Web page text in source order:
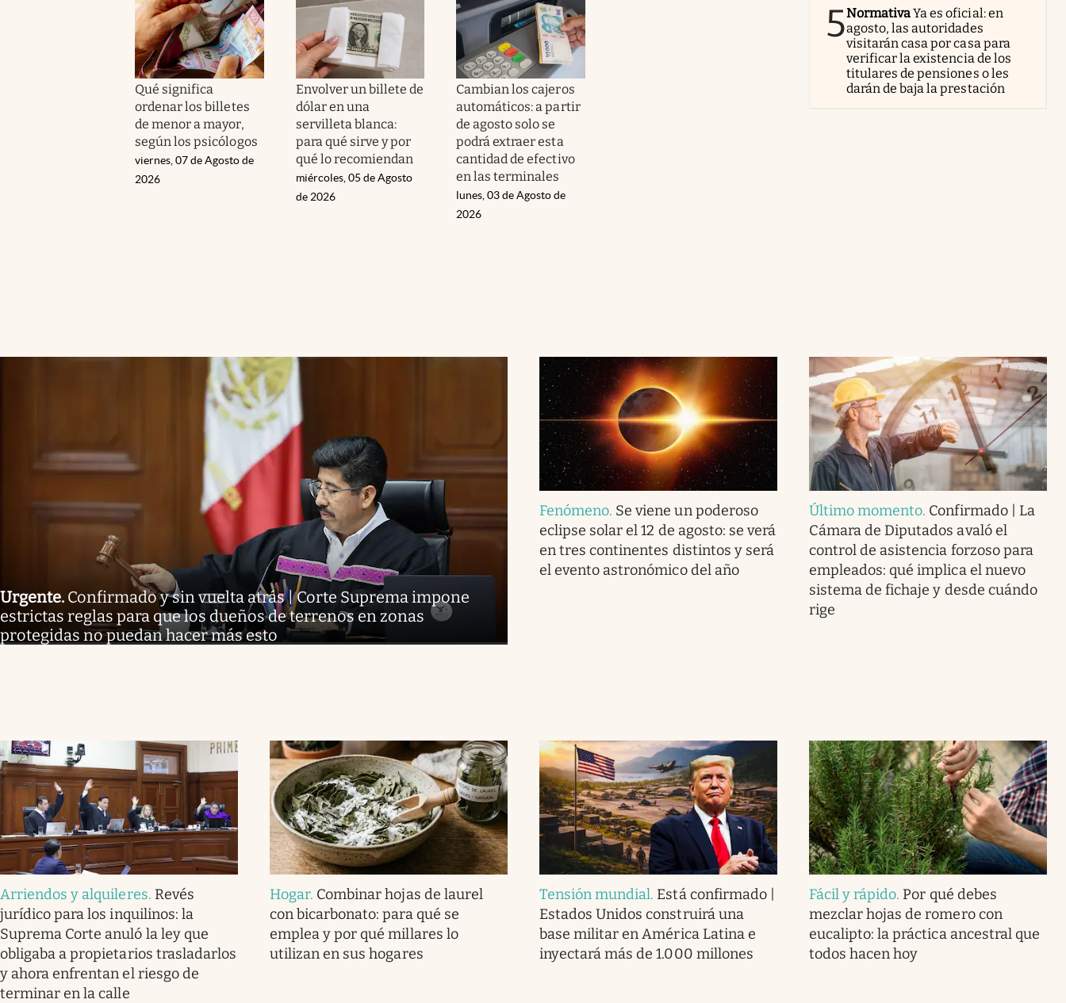
Qué significa
ordenar los billetes
de menor a mayor,
según los psicólogos
viernes, 07 de Agosto de
2026
Envolver un billete de
dólar en una
servilleta blanca:
para qué sirve y por
qué lo recomiendan
miércoles, 05 de Agosto
de 2026
Cambian los cajeros
automáticos: a partir
de agosto solo se
podrá extraer esta
cantidad de efectivo
en las terminales
lunes, 03 de Agosto de
2026
5NormativaYa es oficial: en
agosto, las autoridades
visitarán casa por casa para
verificar la existencia de los
titulares de pensiones o les
darán de baja la prestación
Urgente. Confirmado y sin vuelta atrás | Corte Suprema impone
estrictas reglas para que los dueños de terrenos en zonas
protegidas no puedan hacer más esto
Fenómeno. Se viene un poderoso
eclipse solar el 12 de agosto: se verá
en tres continentes distintos y será
el evento astronómico del año
Último momento. Confirmado | La
Cámara de Diputados avaló el
control de asistencia forzoso para
empleados: qué implica el nuevo
sistema de fichaje y desde cuándo
rige
Arriendos y alquileres. Revés
jurídico para los inquilinos: la
Suprema Corte anuló la ley que
obligaba a propietarios trasladarlos
y ahora enfrentan el riesgo de
terminar en la calle
Hogar. Combinar hojas de laurel
con bicarbonato: para qué se
emplea y por qué millares lo
utilizan en sus hogares
Tensión mundial. Está confirmado |
Estados Unidos construirá una
base militar en América Latina e
inyectará más de 1.000 millones
Fácil y rápido. Por qué debes
mezclar hojas de romero con
eucalipto: la práctica ancestral que
todos hacen hoy